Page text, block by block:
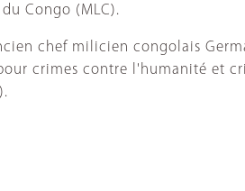
Congo (MLC).
chef milicien congolais
crimes contre l'humanité et